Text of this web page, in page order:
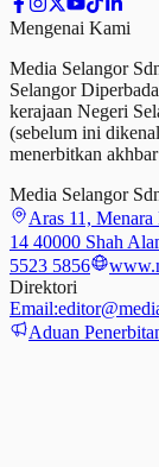
Mengenai Kami
Media Selangor
Selangor
kerajaan Negeri
(sebelum ini
menerbitkan
Media Selangor
Aras 11,
14 40000 Shah
5523 5856
Direktori
Email:
Aduan